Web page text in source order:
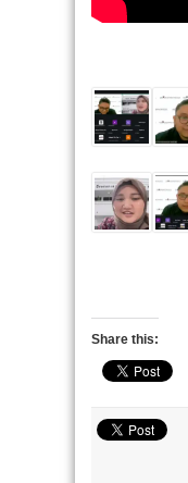
Share this: